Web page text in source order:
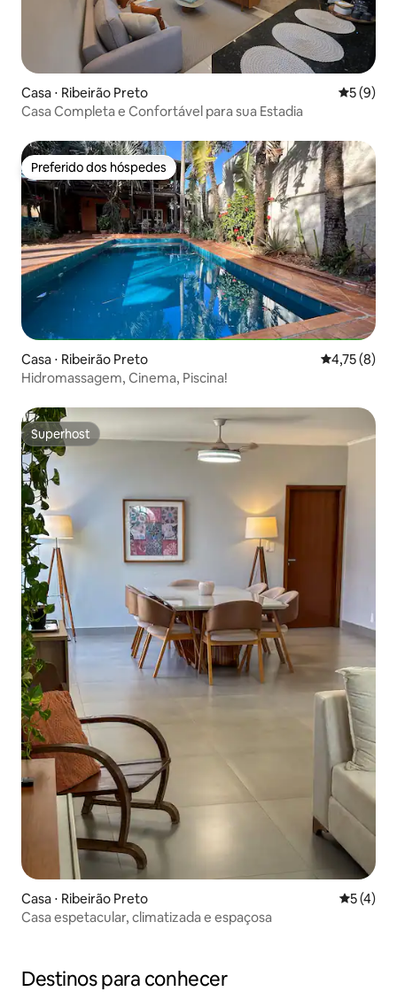
Casa ⋅ Ribeirão Preto 5 de
5 (9)
Casa Completa e Confortável para sua Estadia
Preferido dos hóspedes
Preferido dos hóspedes
Casa ⋅ Ribeirão Preto 4,75 de
4,75 (8)
Hidromassagem, Cinema, Piscina!
Superhost
Superhost
Casa ⋅ Ribeirão Preto 5 de
5 (4)
Casa espetacular, climatizada e espaçosa
Destinos para conhecer